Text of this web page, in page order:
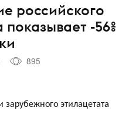
российского
-56%
895
этилацетата